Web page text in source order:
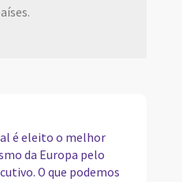
é eleito o melhor
da Europa pelo
O que podemos